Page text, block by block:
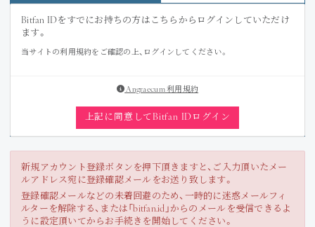
Join
Photo
Movie
Wallpaper
Bitfan IDをすでにお持ちの方はこちらからログインしていただけ
ます。
当サイトの利用規約をご確認の上、ログインしてください。
Angraecum 利用規約
上記に同意してBitfan IDログイン
新規アカウント登録ボタンを押下頂きますと、ご入力頂いたメー
ルアドレス宛に登録確認メールをお送り致します。
登録確認メールなどの未着回避のため、一時的に迷惑メールフィ
ルターを解除する、または「bitfan.id」からのメールを受信できるよ
うに設定頂いてからお手続きを開始してください。